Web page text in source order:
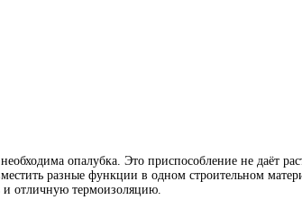
опалубка. Это приспособление не даёт
разные функции в одном строительном
и отличную термоизоляцию.